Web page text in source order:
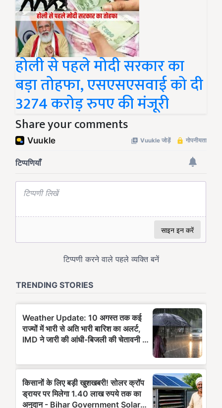
होली से पहले मोदी सरकार का
बड़ा तोहफा, एसएसएसवाई को दी
3274 करोड़ रुपए की मंजूरी
Share your comments